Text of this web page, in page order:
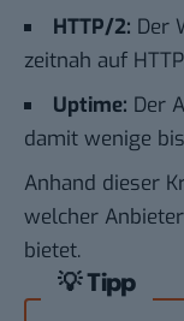
HTTP/2: Der
zeitnah auf
Uptime: Der
damit wenige
Anhand dieser
welcher
bietet.
💡 Tipp